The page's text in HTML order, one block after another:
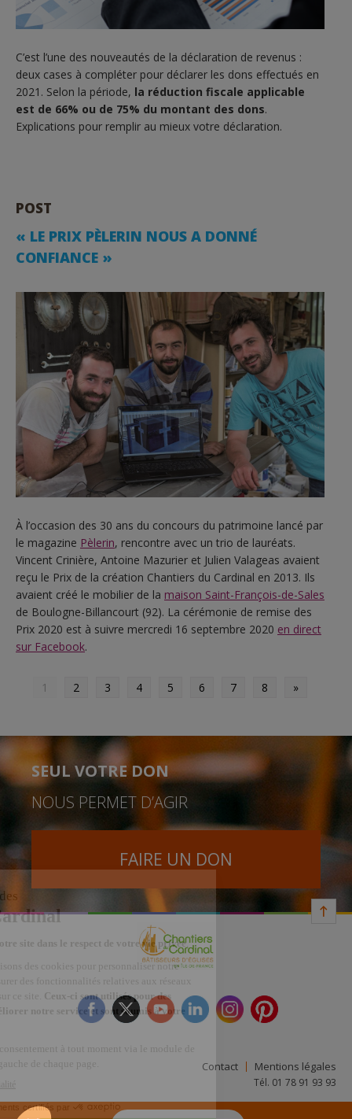
C’est l’une des nouveautés de la déclaration de revenus :
deux cases à compléter pour déclarer les dons effectués en
2021. Selon la période, la réduction fiscale applicable
est de 66% ou de 75% du montant des dons.
Explications pour remplir au mieux votre déclaration.
POST
« LE PRIX PÈLERIN NOUS A DONNÉ
CONFIANCE »
À l’occasion des 30 ans du concours du patrimoine lancé par
le magazine Pèlerin, rencontre avec un trio de lauréats.
Vincent Crinière, Antoine Mazurier et Julien Valageas avaient
reçu le Prix de la création Chantiers du Cardinal en 2013. Ils
avaient créé le mobilier de la maison Saint-François-de-Sales
de Boulogne-Billancourt (92). La cérémonie de remise des
Prix 2020 est à suivre mercredi 16 septembre 2020 en direct
sur Facebook.
1 2 3 4 5 6 7 8 »
SEUL VOTRE DON
NOUS PERMET D’AGIR
FAIRE UN DON
Contact Mentions légales
Tél. 01 78 91 93 93